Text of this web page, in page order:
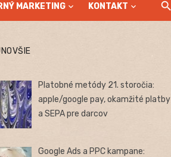
MARKETING KONTAKT
Platobné metódy 21. storočia:
apple/google pay, okamžité platby
a SEPA pre darcov
Google Ads a PPC kampane: